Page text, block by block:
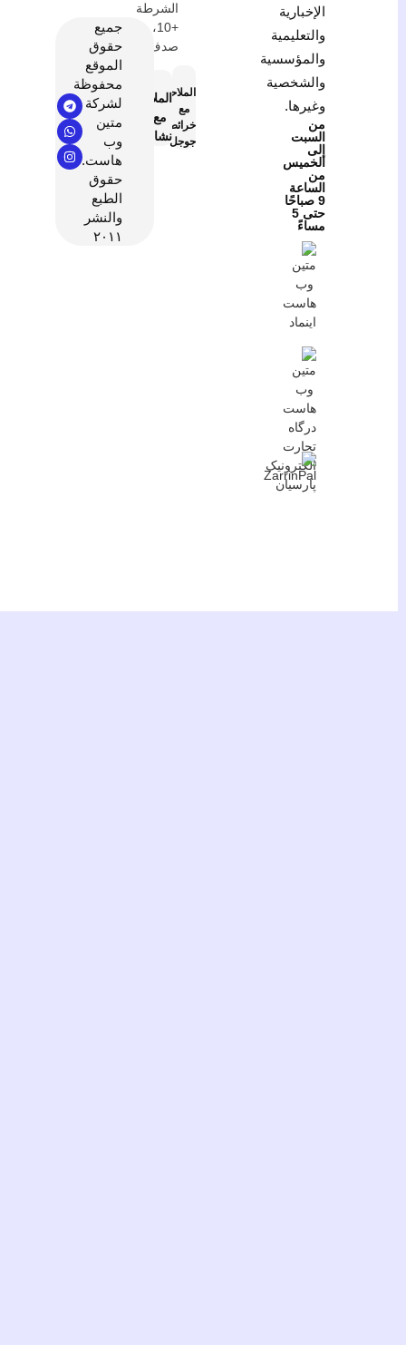
الإخبارية
والتعليمية
والمؤسسية
والشخصية
وغيرها.
من
السبت
إلى
الخميس
من
الساعة
9 صباحًا
حتى 5
مساءً
الشرطة
+10، مبنى
صدف
الملاحة
مع
خرائط
جوجل
الملاحة
مع
نشان
جميع
حقوق
الموقع
محفوظة
لشركة
متين
وب
هاست.
حقوق
الطبع
والنشر
٢٠١١